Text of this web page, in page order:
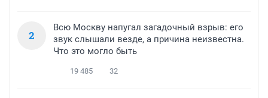
2
Всю Москву напугал загадочный взрыв: его
звук слышали везде, а причина неизвестна.
Что это могло быть
19 485 32